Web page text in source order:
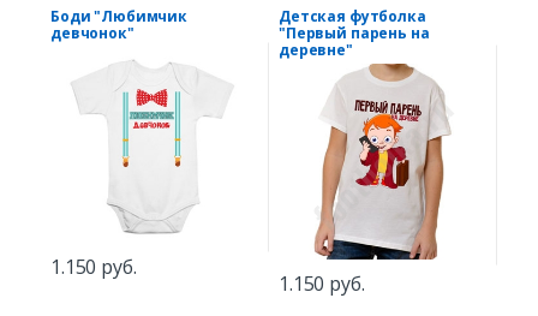
Боди "Любимчик
девчонок"
1.150 руб.
Детская футболка
"Первый парень на
деревне"
1.150 руб.